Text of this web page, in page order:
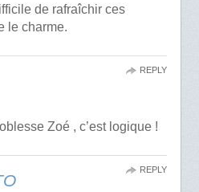
de rafraîchir ces
le charme.
Zoé , c’est logique !
REPLY
REPLY